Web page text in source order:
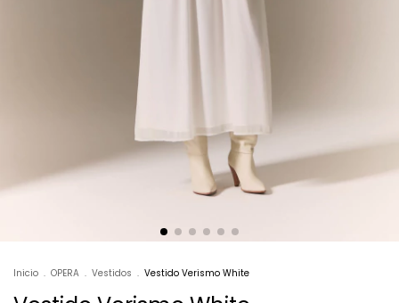
Inicio . OPERA . Vestidos . Vestido Verismo White